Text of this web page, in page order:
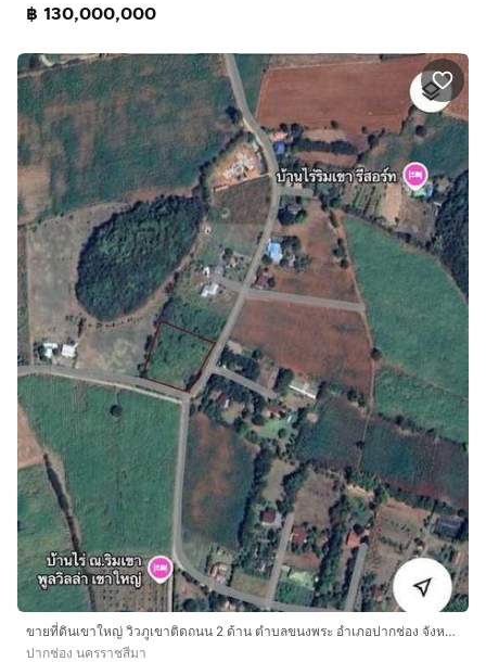
฿ 130,000,000
ขายที่ดินเขาใหญ่ วิวภูเขาติดถนน 2 ด้าน ตำบลขนงพระ อำเภอปากช่อง จังหวัดนครราชสีมา
ปากช่อง นครราชสีมา